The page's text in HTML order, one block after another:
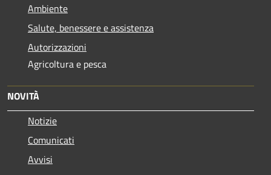
Ambiente
Salute, benessere e assistenza
Autorizzazioni
Agricoltura e pesca
NOVITÀ
Notizie
Comunicati
Avvisi